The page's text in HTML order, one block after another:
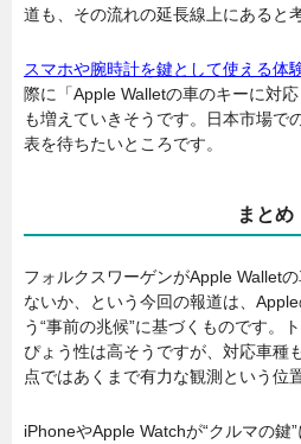
道も、その流れの延長線上にあると
スマホや腕時計を鍵として使える体
際に「Apple Walletの車のキーに対
も増えていきそうです。日本市場で
表を待ちたいところです。
まとめ
フォルクスワーゲンがApple Wallet
ないか、という今回の報道は、
う“事前の兆候”に基づくものです。
ぴょう性は高そうですが、対応車種
点ではあくまで有力な観測という位
iPhoneやApple Watchが“クルマの鍵